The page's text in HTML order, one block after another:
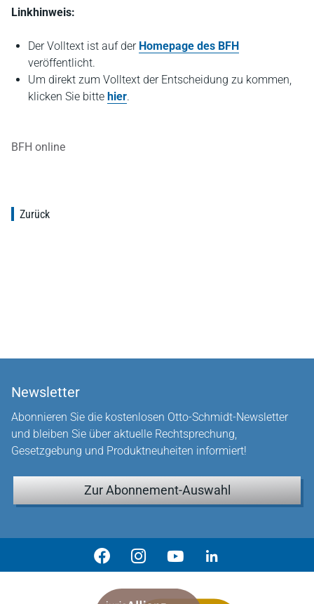
Linkhinweis:
Der Volltext ist auf der Homepage des BFH
veröffentlicht.
Um direkt zum Volltext der Entscheidung zu kommen,
klicken Sie bitte hier.
BFH online
Zurück
Newsletter
Abonnieren Sie die kostenlosen Otto-Schmidt-Newsletter
und bleiben Sie über aktuelle Rechtsprechung,
Gesetzgebung und Produktneuheiten informiert!
Zur Abonnement-Auswahl